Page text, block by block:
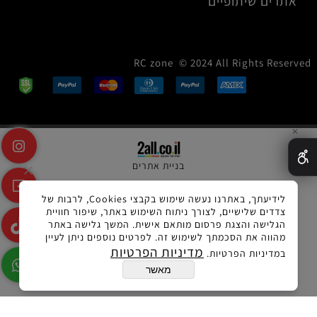
RC zone © 2024 All Rights Reserved
בניית אתרים
✕
לידיעתך, באתרנו נעשה שימוש בקבצי Cookies, לרבות של
צדדים שלישיים, לצורך ניתוח השימוש באתר, שיפור חוויית
הגלישה והצגת פרסום מותאם אישית. המשך גלישה באתר
מהווה את הסכמתך לשימוש זה. לפרטים נוספים ניתן לעיין
במדיניות הפרטיות. מדיניות הפרטיות
מאשר